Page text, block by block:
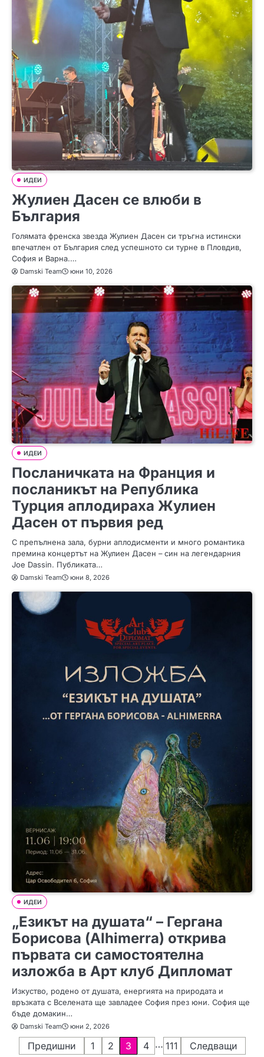
ИДЕИ
Жулиен Дасен се влюби в
България
Голямата френска звезда Жулиен Дасен си тръгна истински
впечатлен от България след успешното си турне в Пловдив,
София и Варна.…
Damski Team юни 10, 2026
ИДЕИ
Посланичката на Франция и
посланикът на Република
Турция аплодираха Жулиен
Дасен от първия ред
С препълнена зала, бурни аплодисменти и много романтика
премина концертът на Жулиен Дасен – син на легендарния
Joe Dassin. Публиката…
Damski Team юни 8, 2026
ИДЕИ
„Езикът на душата“ – Гергана
Борисова (Alhimerra) открива
първата си самостоятелна
изложба в Арт клуб Дипломат
Изкуство, родено от душата, енергията на природата и
връзката с Вселената ще завладее София през юни. София ще
бъде домакин…
Damski Team юни 2, 2026
Предишни 1 2 3 4 … 111 Следващи